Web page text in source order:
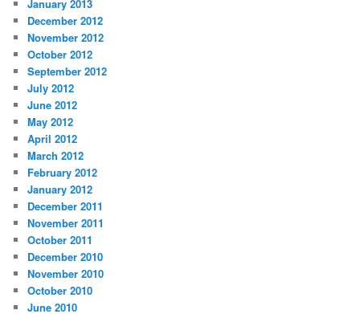
January 2013
December 2012
November 2012
October 2012
September 2012
July 2012
June 2012
May 2012
April 2012
March 2012
February 2012
January 2012
December 2011
November 2011
October 2011
December 2010
November 2010
October 2010
June 2010